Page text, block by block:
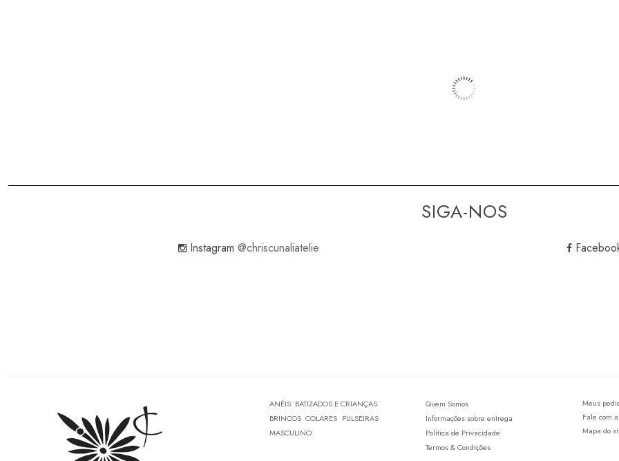
SIGA-NOS
Instagram @chriscunaliatelie
ANÉIS BATIZADOS E CRIANÇAS
BRINCOS COLARES PULSEIRAS
MASCULINO
Quem Somos
Informações sobre entrega
Política de Privacidade
Termos & Condições
Meus
Fale com
Mapa do